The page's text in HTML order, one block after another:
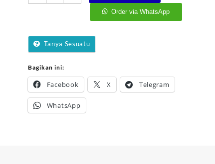
Order via WhatsApp
Tanya Sesuatu
Bagikan ini:
Facebook X Telegram
WhatsApp